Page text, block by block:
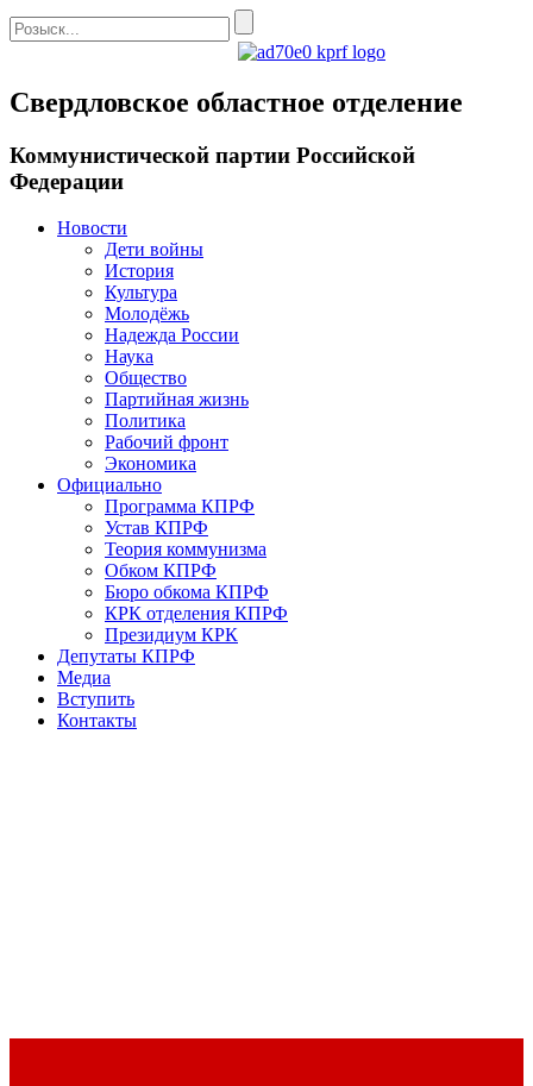
Свердловское областное отделение
Коммунистической партии Российской
Федерации
Новости
Дети войны
История
Культура
Молодёжь
Надежда России
Наука
Общество
Партийная жизнь
Политика
Рабочий фронт
Экономика
Официально
Программа КПРФ
Устав КПРФ
Теория коммунизма
Обком КПРФ
Бюро обкома КПРФ
КРК отделения КПРФ
Президиум КРК
Депутаты КПРФ
Медиа
Вступить
Контакты